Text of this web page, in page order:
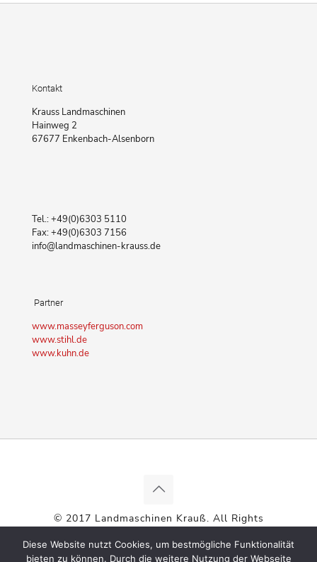
Kontakt
Krauss Landmaschinen
Hainweg 2
67677 Enkenbach-Alsenborn
Tel.: +49(0)6303 5110
Fax: +49(0)6303 7156
info@landmaschinen-krauss.de
Partner
www.masseyferguson.com
www.stihl.de
www.kuhn.de
© 2017 Landmaschinen Krauß. All Rights
Umsetzung:Hüniger Werbeagentur
Diese Website nutzt Cookies, um bestmögliche Funktionalität
bieten zu können. Durch die weitere Nutzung der Webseite